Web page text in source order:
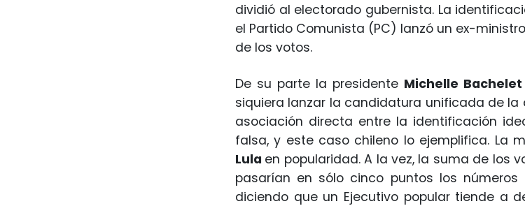
dividió al electorado gubernista. La
el Partido Comunista (PC) lanzó un ex-
de los votos.
De su parte la presidente Michelle Bachelet
siquiera lanzar la candidatura unificada de la
asociación directa entre la identificación
falsa, y este caso chileno lo ejemplifica. La
Lula en popularidad. A la vez, la suma de los
pasarían en sólo cinco puntos los
diciendo que un Ejecutivo popular tiende a